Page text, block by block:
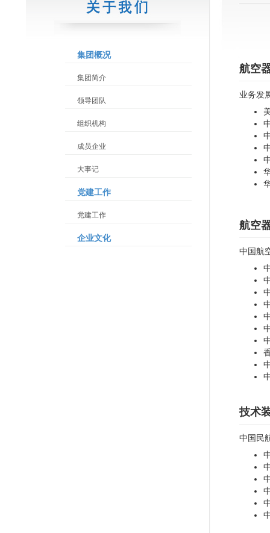
集团概况
集团简介
领导团队
组织机构
成员企业
大事记
党建工作
党建工作
企业文化
航空
业务发
航空
中国航
技术
中国民